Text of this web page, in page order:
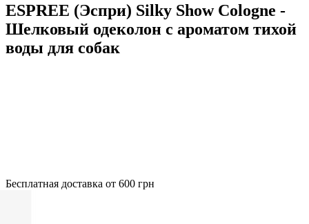
ESPREE (Эспри) Silky Show Cologne -
Шелковый одеколон с ароматом тихой
воды для собак
Бесплатная доставка от 600 грн